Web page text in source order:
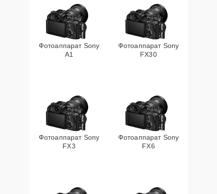
Фотоаппарат Sony
A1
Фотоаппарат Sony
FX30
Фотоаппарат Sony
FX3
Фотоаппарат Sony
FX6